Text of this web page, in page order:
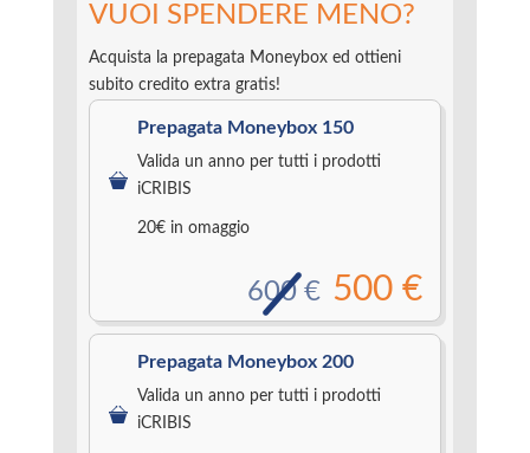
VUOI SPENDERE MENO?
Acquista la prepagata Moneybox ed ottieni
subito credito extra gratis!
Prepagata Moneybox 150
Valida un anno per tutti i prodotti
iCRIBIS
20€ in omaggio
500 €
600 €
Prepagata Moneybox 200
Valida un anno per tutti i prodotti
iCRIBIS